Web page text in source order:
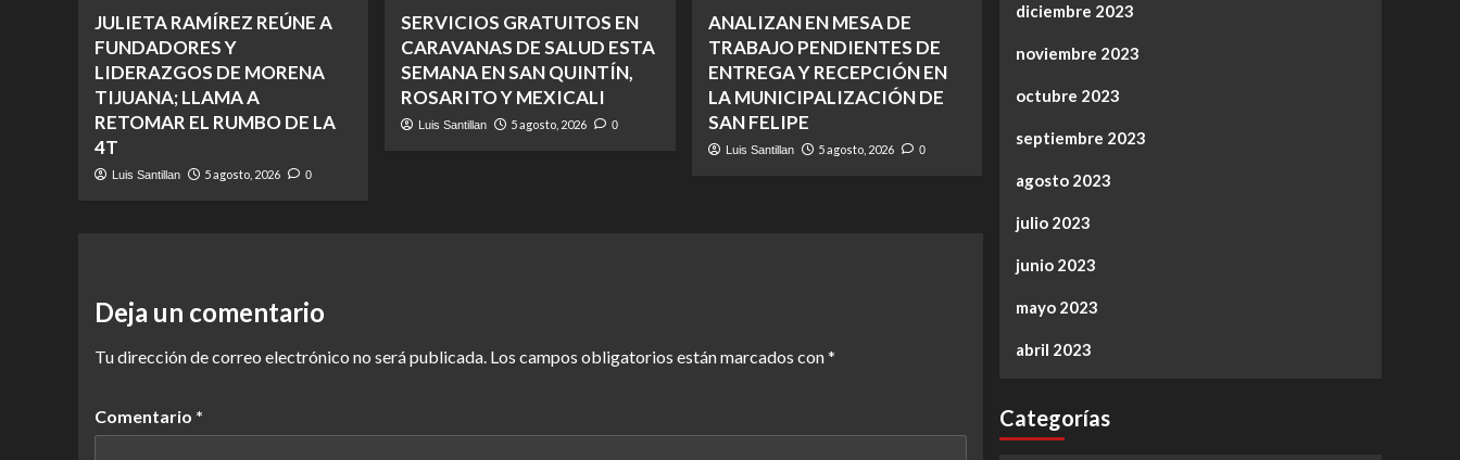
JULIETA RAMÍREZ REÚNE A
FUNDADORES Y
LIDERAZGOS DE MORENA
TIJUANA; LLAMA A
RETOMAR EL RUMBO DE LA
4T
Luis Santillan 5 agosto, 2026 0
SERVICIOS GRATUITOS EN
CARAVANAS DE SALUD ESTA
SEMANA EN SAN QUINTÍN,
ROSARITO Y MEXICALI
Luis Santillan 5 agosto, 2026 0
ANALIZAN EN MESA DE
TRABAJO PENDIENTES DE
ENTREGA Y RECEPCIÓN EN
LA MUNICIPALIZACIÓN DE
SAN FELIPE
Luis Santillan 5 agosto, 2026 0
Deja un comentario
Tu dirección de correo electrónico no será publicada. Los campos obligatorios están marcados con*
Comentario *
diciembre 2023
noviembre 2023
octubre 2023
septiembre 2023
agosto 2023
julio 2023
junio 2023
mayo 2023
abril 2023
Categorías